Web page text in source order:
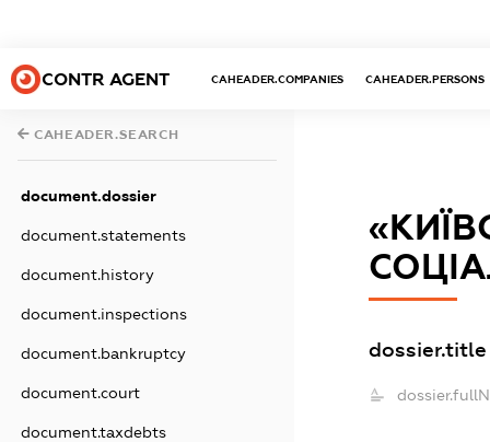
CONTR AGENT CAHEADER.COMPANIES CAHEADER.PERSONS
CAHEADER.SEARCH
document.dossier
document.statements
document.history
document.inspections
document.bankruptcy
document.court
document.taxdebts
dossier.title